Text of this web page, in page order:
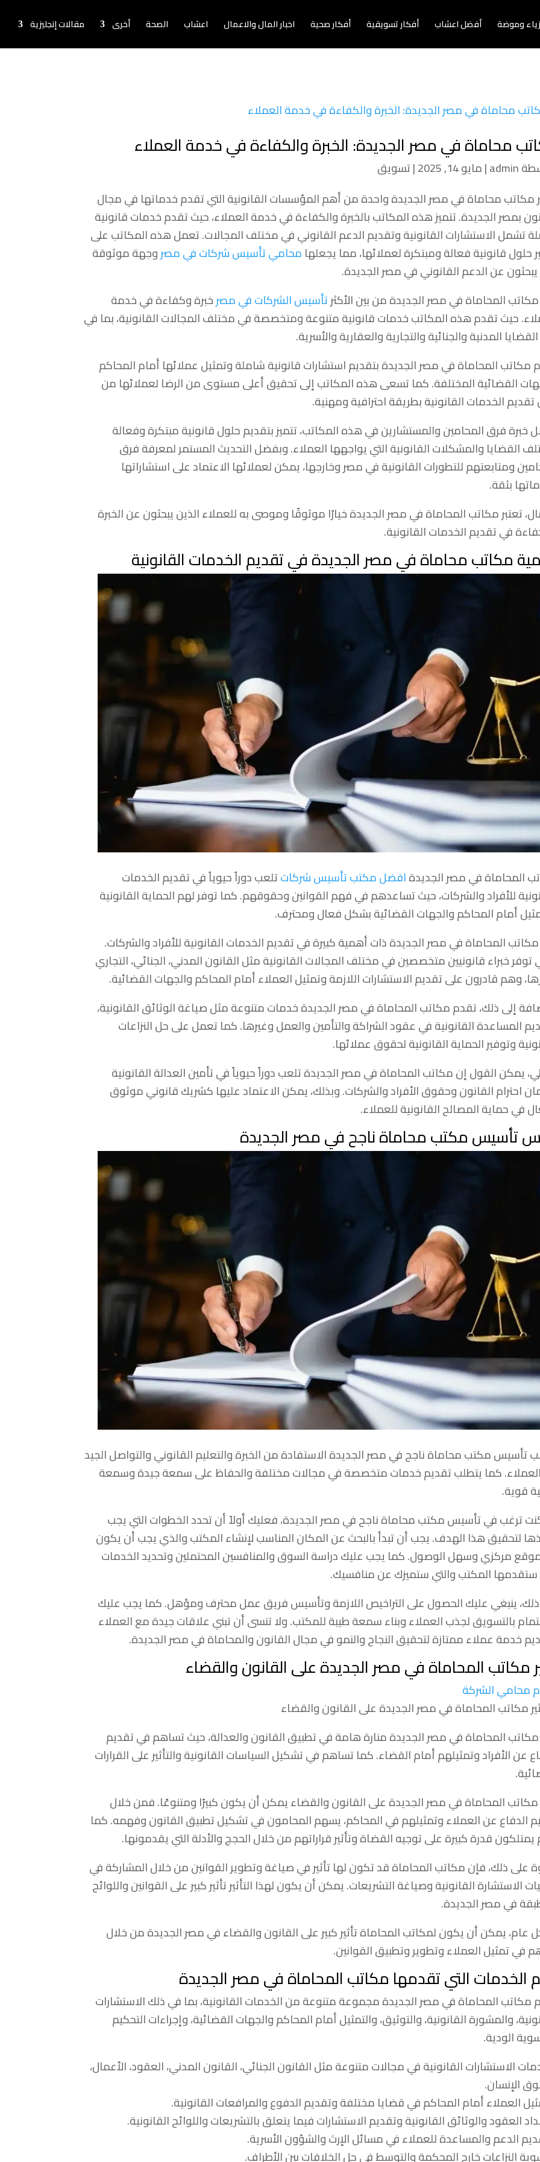
وموضة أفضل اعشاب أفكار تسويقية أفكار صحية اخبار المال والاعمال اعشاب الصحة أخرى مقالات إنجليزية
محاماة في مصر الجديدة: الخبرة والكفاءة في خدمة العملاء
admin
|مايو 14, 2025 |تسويق
مكاتب محاماة في مصر الجديدة واحدة من أهم المؤسسات القانونية التي تقدم خدماتها في مجال
بمصر الجديدة. تتميز هذه المكاتب بالخبرة والكفاءة في خدمة العملاء، حيث تقدم خدمات قانونية
تشمل الاستشارات القانونية وتقديم الدعم القانوني في مختلف المجالات. تعمل هذه المكاتب على
حلول قانونية فعالة ومبتكرة لعملائها، مما يجعلها محامي تأسيس شركات في مصروجهة موثوقة
عن الدعم القانوني في مصر الجديدة.
المحاماة في مصر الجديدة من بين الأكثرتأسيس الشركات في مصرخبرة وكفاءة في خدمة
حيث تقدم هذه المكاتب خدمات قانونية متنوعة ومتخصصة في مختلف المجالات القانونية، بما في
المدنية والجنائية والتجارية والعقارية والأسرية.
مكاتب المحاماة في مصر الجديدة بتقديم استشارات قانونية شاملة وتمثيل عملائها أمام المحاكم
القضائية المختلفة. كما تسعى هذه المكاتب إلى تحقيق أعلى مستوى من الرضا لعملائها من
تقديم الخدمات القانونية بطريقة احترافية ومهنية.
خبرة فرق المحامين والمستشارين في هذه المكاتب، تتميز بتقديم حلول قانونية مبتكرة وفعالة
القضايا والمشكلات القانونية التي يواجهها العملاء. وبفضل التحديث المستمر لمعرفة فرق
ومتابعتهم للتطورات القانونية في مصر وخارجها، يمكن لعملائها الاعتماد على استشاراتها
بثقة.
تعتبر مكاتب المحاماة في مصر الجديدة خيارًا موثوقًا وموصى به للعملاء الذين يبحثون عن الخبرة
في تقديم الخدمات القانونية.
مكاتب محاماة في مصر الجديدة في تقديم الخدمات القانونية
المحاماة في مصر الجديدةافضل مكتب تأسيس شركاتتلعب دوراً حيوياً في تقديم الخدمات
للأفراد والشركات، حيث تساعدهم في فهم القوانين وحقوقهم. كما توفر لهم الحماية القانونية
أمام المحاكم والجهات القضائية بشكل فعال ومحترف.
المحاماة في مصر الجديدة ذات أهمية كبيرة في تقديم الخدمات القانونية للأفراد والشركات.
خبراء قانونيين متخصصين في مختلف المجالات القانونية مثل القانون المدني، الجنائي، التجاري
وهم قادرون على تقديم الاستشارات اللازمة وتمثيل العملاء أمام المحاكم والجهات القضائية.
إلى ذلك، تقدم مكاتب المحاماة في مصر الجديدة خدمات متنوعة مثل صياغة الوثائق القانونية،
المساعدة القانونية في عقود الشراكة والتأمين والعمل وغيرها. كما تعمل على حل النزاعات
وتوفير الحماية القانونية لحقوق عملائها.
يمكن القول إن مكاتب المحاماة في مصر الجديدة تلعب دوراً حيوياً في تأمين العدالة القانونية
احترام القانون وحقوق الأفراد والشركات. وبذلك، يمكن الاعتماد عليها كشريك قانوني موثوق
في حماية المصالح القانونية للعملاء.
تأسيس مكتب محاماة ناجح في مصر الجديدة
تأسيس مكتب محاماة ناجح في مصر الجديدة الاستفادة من الخبرة والتعليم القانوني والتواصل الجيد
كما يتطلب تقديم خدمات متخصصة في مجالات مختلفة والحفاظ على سمعة جيدة وسمعة
قوية.
ترغب في تأسيس مكتب محاماة ناجح في مصر الجديدة، فعليك أولاً أن تحدد الخطوات التي يجب
لتحقيق هذا الهدف. يجب أن تبدأ بالبحث عن المكان المناسب لإنشاء المكتب والذي يجب أن يكون
مركزي وسهل الوصول. كما يجب عليك دراسة السوق والمنافسين المحتملين وتحديد الخدمات
ستقدمها المكتب والتي ستميزك عن منافسيك.
ينبغي عليك الحصول على التراخيص اللازمة وتأسيس فريق عمل محترف ومؤهل. كما يجب عليك
بالتسويق لجذب العملاء وبناء سمعة طيبة للمكتب. ولا تنسى أن تبني علاقات جيدة مع العملاء
خدمة عملاء ممتازة لتحقيق النجاح والنمو في مجال القانون والمحاماة في مصر الجديدة.
مكاتب المحاماة في مصر الجديدة على القانون والقضاء
محامي الشركة
المحاماة في مصر الجديدة منارة هامة في تطبيق القانون والعدالة، حيث تساهم في تقديم
عن الأفراد وتمثيلهم أمام القضاء. كما تساهم في تشكيل السياسات القانونية والتأثير على القرارات
مكاتب المحاماة في مصر الجديدة على القانون والقضاء يمكن أن يكون كبيرًا ومتنوعًا. فمن خلال
الدفاع عن العملاء وتمثيلهم في المحاكم، يسهم المحامون في تشكيل تطبيق القانون وفهمه. كما
يمتلكون قدرة كبيرة على توجيه القضاة وتأثير قراراتهم من خلال الحجج والأدلة التي يقدمونها.
على ذلك، فإن مكاتب المحاماة قد تكون لها تأثير في صياغة وتطوير القوانين من خلال المشاركة في
الاستشارة القانونية وصياغة التشريعات. يمكن أن يكون لهذا التأثير تأثير كبير على القوانين واللوائح
في مصر الجديدة.
عام، يمكن أن يكون لمكاتب المحاماة تأثير كبير على القانون والقضاء في مصر الجديدة من خلال
في تمثيل العملاء وتطوير وتطبيق القوانين.
الخدمات التي تقدمها مكاتب المحاماة في مصر الجديدة
مكاتب المحاماة في مصر الجديدة مجموعة متنوعة من الخدمات القانونية، بما في ذلك الاستشارات
والمشورة القانونية، والتوثيق، والتمثيل أمام المحاكم والجهات القضائية، وإجراءات التحكيم
الودية.
الاستشارات القانونية في مجالات متنوعة مثل القانون الجنائي، القانون المدني، العقود، الأعمال،
الإنسان.
العملاء أمام المحاكم في قضايا مختلفة وتقديم الدفوع والمرافعات القانونية.
العقود والوثائق القانونية وتقديم الاستشارات فيما يتعلق بالتشريعات واللوائح القانونية.
الدعم والمساعدة للعملاء في مسائل الإرث والشؤون الأسرية.
النزاعات خارج المحكمة والتوسط في حل الخلافات بين الأطراف.